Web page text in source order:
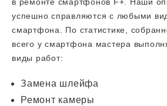
успешно справляются с любыми
смартфона. По статистике,
всего у смартфона мастера
виды работ:
Замена шлейфа
Ремонт камеры